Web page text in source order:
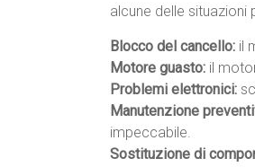
alcune delle situazioni
Blocco del cancello: il
Motore guasto: il
Problemi elettronici:
Manutenzione
impeccabile.
Sostituzione di